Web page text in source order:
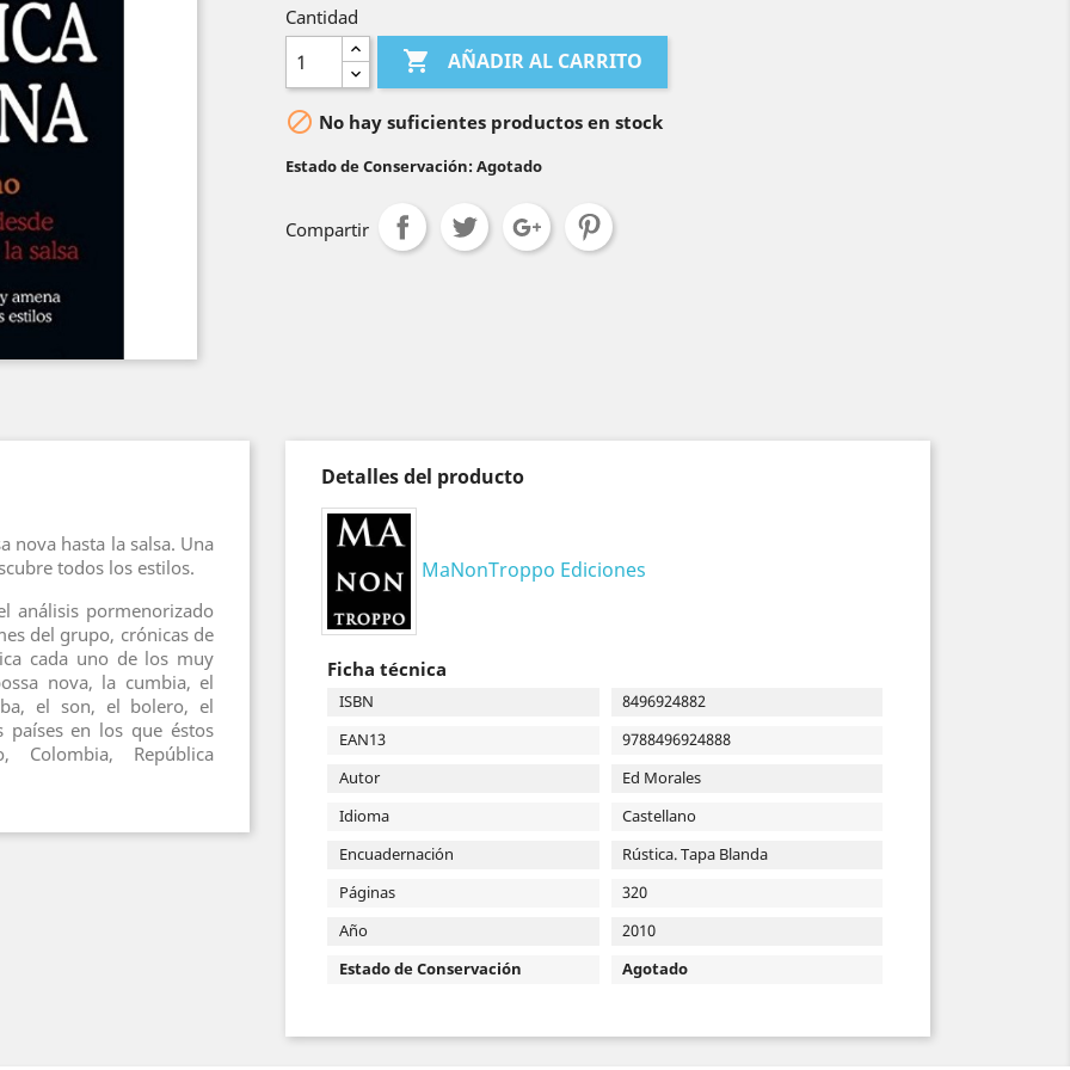
Cantidad
 AÑADIR AL CARRITO
 No hay suficientes productos en stock
Estado de Conservación: Agotado
Compartir
nova hasta la salsa. Una
todos los estilos.
análisis pormenorizado
del grupo, crónicas de
cada uno de los muy
nova, la cumbia, el
el son, el bolero, el
en los que éstos
Colombia, República
Detalles del producto
MaNonTroppo Ediciones
Ficha técnica
ISBN
8496924882
EAN13
9788496924888
Autor
Ed Morales
Idioma
Castellano
Encuadernación
Rústica. Tapa Blanda
Páginas
320
Año
2010
Estado de Conservación
Agotado